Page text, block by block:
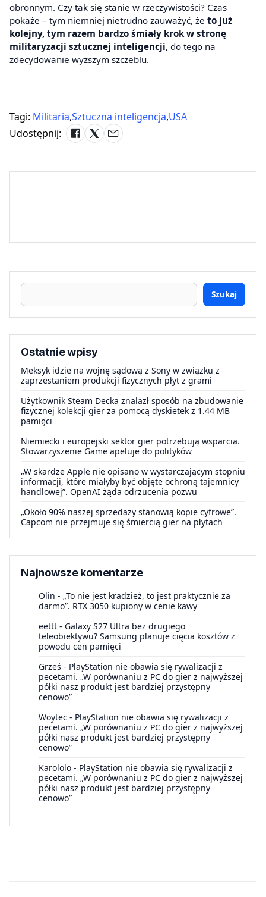
obronnym. Czy tak się stanie w rzeczywistości? Czas
pokaże – tym niemniej nietrudno zauważyć, że to już
kolejny, tym razem bardzo śmiały krok w stronę
militaryzacji sztucznej inteligencji, do tego na
zdecydowanie wyższym szczeblu.
Tagi: Militaria,Sztuczna inteligencja,USA
Udostępnij:
Szukaj
Ostatnie wpisy
Meksyk idzie na wojnę sądową z Sony w związku z
zaprzestaniem produkcji fizycznych płyt z grami
Użytkownik Steam Decka znalazł sposób na zbudowanie
fizycznej kolekcji gier za pomocą dyskietek z 1.44 MB
pamięci
Niemiecki i europejski sektor gier potrzebują wsparcia.
Stowarzyszenie Game apeluje do polityków
„W skardze Apple nie opisano w wystarczającym stopniu
informacji, które miałyby być objęte ochroną tajemnicy
handlowej”. OpenAI żąda odrzucenia pozwu
„Około 90% naszej sprzedaży stanowią kopie cyfrowe”.
Capcom nie przejmuje się śmiercią gier na płytach
Najnowsze komentarze
Olin - „To nie jest kradzież, to jest praktycznie za
darmo”. RTX 3050 kupiony w cenie kawy
eettt - Galaxy S27 Ultra bez drugiego
teleobiektywu? Samsung planuje cięcia kosztów z
powodu cen pamięci
Grześ - PlayStation nie obawia się rywalizacji z
pecetami. „W porównaniu z PC do gier z najwyższej
półki nasz produkt jest bardziej przystępny
cenowo”
Woytec - PlayStation nie obawia się rywalizacji z
pecetami. „W porównaniu z PC do gier z najwyższej
półki nasz produkt jest bardziej przystępny
cenowo”
Karololo - PlayStation nie obawia się rywalizacji z
pecetami. „W porównaniu z PC do gier z najwyższej
półki nasz produkt jest bardziej przystępny
cenowo”